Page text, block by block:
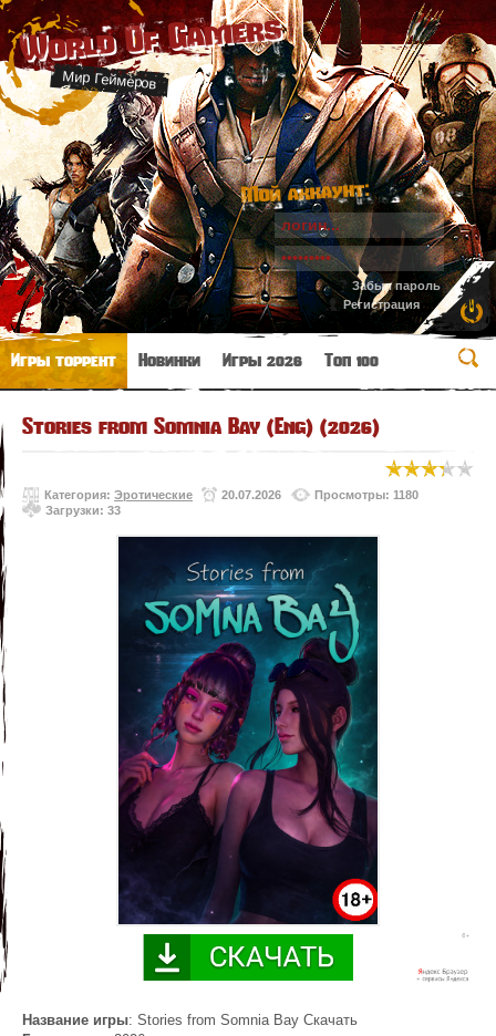
World Of Gamers
Мир Геймеров
Мой аккаунт:
Забыл пароль
Регистрация
Игры торрент Новинки Игры 2026 Топ 100
Stories from Somnia Bay (Eng) (2026)
Категория: Эротические 20.07.2026
Просмотры: 1180
Загрузки: 33
Название игры: Stories from Somnia Bay Скачать